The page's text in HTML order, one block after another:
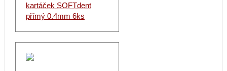
kartáček SOFTdent
přímý 0.4mm 6ks